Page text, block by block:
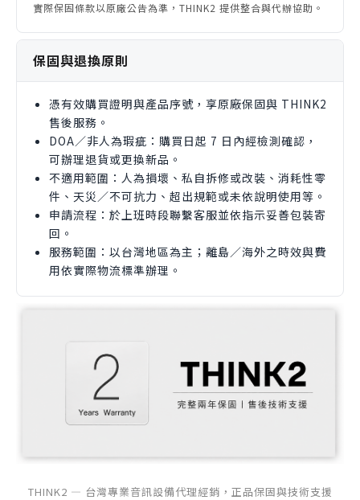
實際保固條款以原廠公告為準，THINK2 提供整合與代辦協助。
保固與退換原則
憑有效購買證明與產品序號，享原廠保固與 THINK2
售後服務。
DOA／非人為瑕疵：購買日起 7 日內經檢測確認，
可辦理退貨或更換新品。
不適用範圍：人為損壞、私自拆修或改裝、消耗性零
件、天災／不可抗力、超出規範或未依說明使用等。
申請流程：於上班時段聯繫客服並依指示妥善包裝寄
回。
服務範圍：以台灣地區為主；離島／海外之時效與費
用依實際物流標準辦理。
THINK2 — 台灣專業音訊設備代理經銷，正品保固與技術支援